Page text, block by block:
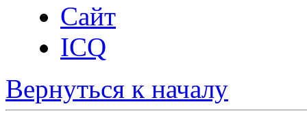
Сайт
ICQ
Вернуться к началу